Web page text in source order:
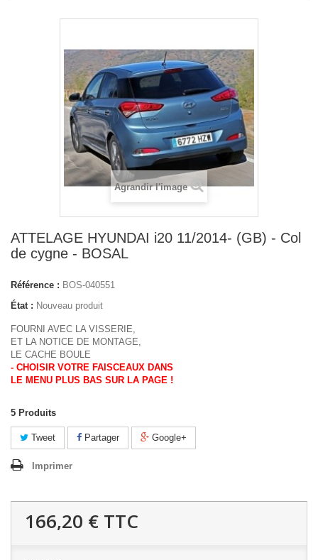
Agrandir l'image
ATTELAGE HYUNDAI i20 11/2014- (GB) - Col
de cygne - BOSAL
Référence : BOS-040551
État : Nouveau produit
FOURNI AVEC LA VISSERIE,
ET LA NOTICE DE MONTAGE,
LE CACHE BOULE
- CHOISIR VOTRE FAISCEAUX DANS
LE MENU PLUS BAS SUR LA PAGE !
5 Produits
Tweet Partager Google+
Imprimer
166,20 € TTC